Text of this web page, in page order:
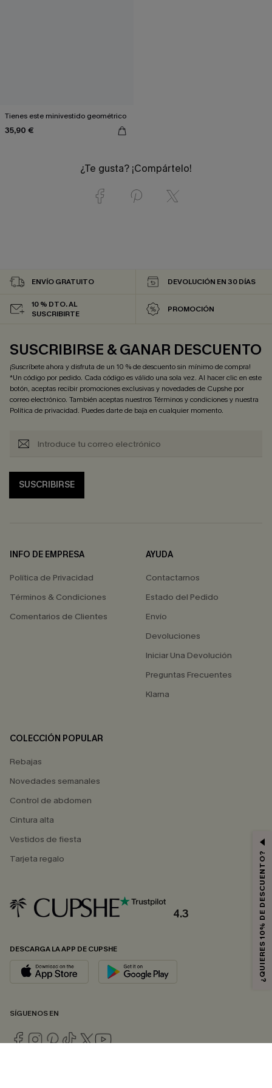
Tienes este minivestido geométrico
35,90 €
¿Te gusta? ¡Compártelo!
ENVÍO GRATUITO DEVOLUCIÓN EN 30 DÍAS
10 % DTO. AL
SUSCRIBIRTE
PROMOCIÓN
SUSCRIBIRSE & GANAR DESCUENTO
¡Suscríbete ahora y disfruta de un 10 % de descuento sin mínimo de compra!
*Un código por pedido. Cada código es válido una sola vez. Al hacer clic en este
botón, aceptas recibir promociones exclusivas y novedades de Cupshe por
correo electrónico. También aceptas nuestrosTérminos y condicionesy nuestra
Política de privacidad. Puedes darte de baja en cualquier momento.
SUSCRIBIRSE
INFO DE EMPRESA
Política de Privacidad
Términos & Condiciones
Comentarios de Clientes
AYUDA
Contactarnos
Estado del Pedido
Envío
Devoluciones
Iniciar Una Devolución
Preguntas Frecuentes
Klarna
COLECCIÓN POPULAR
Rebajas
Novedades semanales
Control de abdomen
Cintura alta
Vestidos de fiesta
Tarjeta regalo
4.3
DESCARGA LA APP DE CUPSHE
SÍGUENOS EN
¿QUIERES 10% DE DESCUENTO?